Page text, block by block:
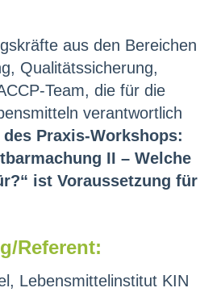
aus den Bereichen
Qualitätssicherung,
Team, die für die
verantwortlich
des Praxis-Workshops:
II – Welche
ist Voraussetzung für
Referent:
Lebensmittelinstitut KIN